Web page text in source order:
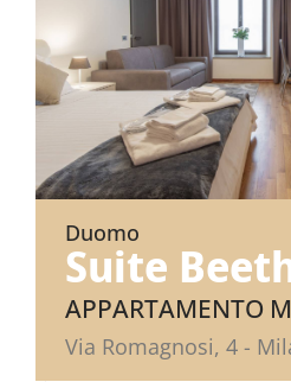
Duomo
Suite
APPARTAMENTO
Via Romagnosi, 4 -